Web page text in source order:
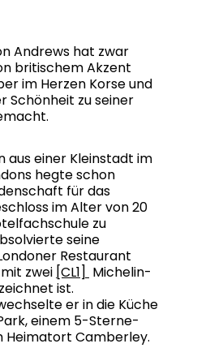
Andrews hat zwar
britischem Akzent
im Herzen Korse und
Schönheit zu seiner
aus einer Kleinstadt im
hegte schon
für das
im Alter von 20
zu
seine
Restaurant
zwei [CL1] Michelin-
ist.
er in die Küche
einem 5-Sterne-
Heimatort Camberley.